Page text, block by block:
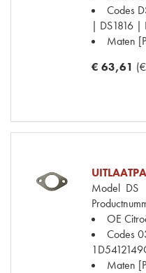
Codes
| DS1816 |
Maten
€ 63,61
Model DS
OE
Codes
Maten